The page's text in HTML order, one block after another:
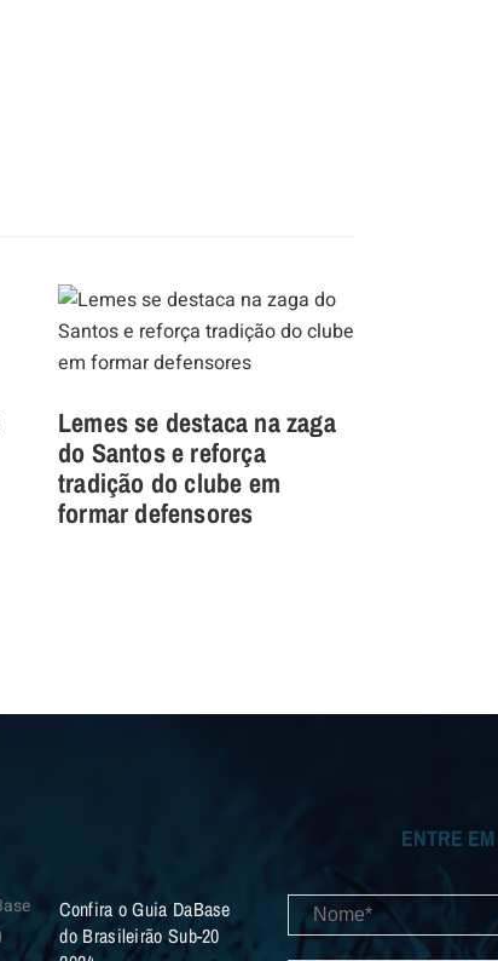
Lemes se destaca na zaga
do Santos e reforça
tradição do clube em
formar defensores
Confira o Guia DaBase
do Brasileirão Sub-20
ENTRE EM